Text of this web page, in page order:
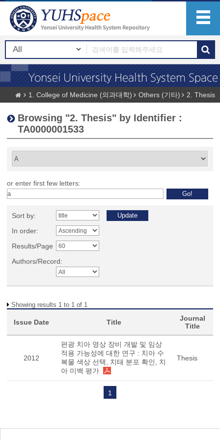
1. College of Medicine (의과대학) Others (기타) 2. Thesis
Browsing "2. Thesis" by Identifier :
TA0000001533
or enter first few letters:
Sort by:
In order:
Results/Page
Authors/Record:
Showing results 1 to 1 of 1
Issue Date Title
Journal
Title
2012
편광 치아 영상 장비 개발 및 임상
적용 가능성에 대한 연구 : 치아 수
복물 색상 선택, 치태 분포 확인, 치
아 미백 평가
Thesis
1